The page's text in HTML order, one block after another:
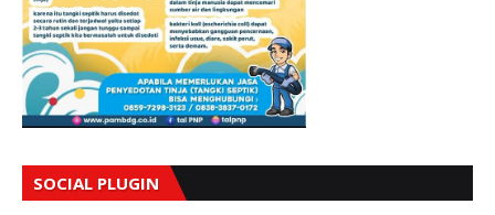
SOCIAL PLUGIN